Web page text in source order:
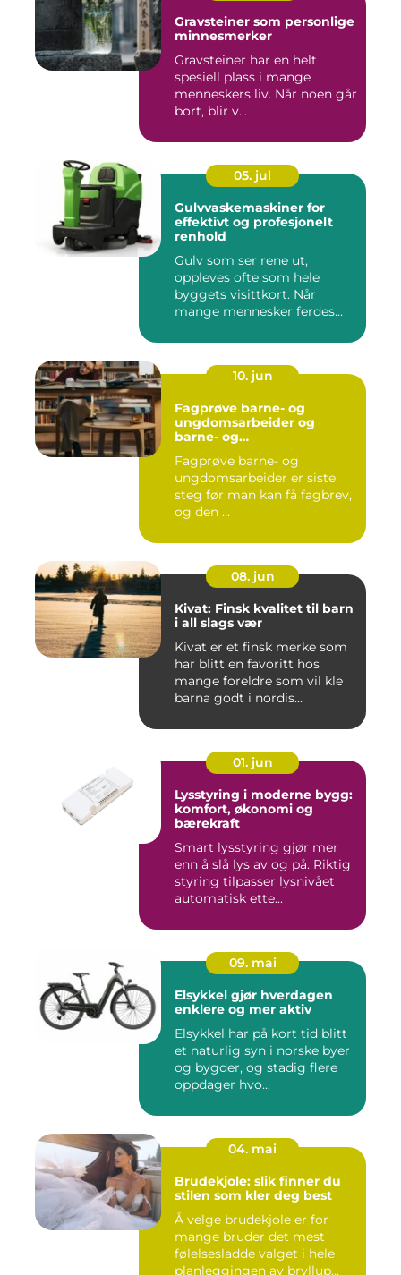
Gravsteiner som personlige
minnesmerker
Gravsteiner har en helt
spesiell plass i mange
menneskers liv. Når noen går
bort, blir v...
05. jul
Gulvvaskemaskiner for
effektivt og profesjonelt
renhold
Gulv som ser rene ut,
oppleves ofte som hele
byggets visittkort. Når
mange mennesker ferdes
10. jun
Fagprøve barne- og
ungdomsarbeider og
barne- og
– veien til fagbrev
Fagprøve barne- og
ungdomsarbeider er siste
steg før man kan få fagbrev,
og den ...
08. jun
Kivat: Finsk kvalitet til barn
i all slags vær
Kivat er et finsk merke som
har blitt en favoritt hos
mange foreldre som vil kle
barna godt i nordis...
01. jun
Lysstyring i moderne bygg:
komfort, økonomi og
bærekraft
Smart lysstyring gjør mer
enn å slå lys av og på. Riktig
styring tilpasser lysnivået
automatisk ette...
09. mai
Elsykkel gjør hverdagen
enklere og mer aktiv
Elsykkel har på kort tid blitt
et naturlig syn i norske byer
og bygder, og stadig flere
oppdager hvo...
04. mai
Brudekjole: slik finner du
stilen som kler deg best
Å velge brudekjole er for
mange bruder det mest
følelsesladde valget i hele
planleggingen av bryllup...